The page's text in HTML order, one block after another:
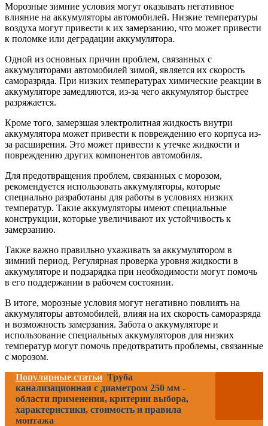
Морозные зимние условия могут оказывать негативное
влияние на аккумуляторы автомобилей. Низкие температуры
воздуха могут привести к их замерзанию, что может привести
к поломке или деградации аккумулятора.
Одной из основных причин проблем, связанных с
аккумуляторами автомобилей зимой, является их скорость
саморазряда. При низких температурах химические реакции в
аккумуляторе замедляются, из-за чего аккумулятор быстрее
разряжается.
Кроме того, замерзшая электролитная жидкость внутри
аккумулятора может привести к повреждению его корпуса из-
за расширения. Это может привести к утечке жидкости и
повреждению других компонентов автомобиля.
Для предотвращения проблем, связанных с морозом,
рекомендуется использовать аккумуляторы, которые
специально разработаны для работы в условиях низких
температур. Такие аккумуляторы имеют специальные
конструкции, которые увеличивают их устойчивость к
замерзанию.
Также важно правильно ухаживать за аккумулятором в
зимний период. Регулярная проверка уровня жидкости в
аккумуляторе и подзарядка при необходимости могут помочь
в его поддержании в рабочем состоянии.
В итоге, морозные условия могут негативно повлиять на
аккумуляторы автомобилей, влияя на их скорость саморазряда
и возможность замерзания. Забота о аккумуляторе и
использование специальных аккумуляторов для низких
температур могут помочь предотвратить проблемы, связанные
с морозом.
Популярные статьи Труба
канализационная с диаметром 250 мм -
области применения, критерии выбора,
характеристики, стоимость и правила
монтажа